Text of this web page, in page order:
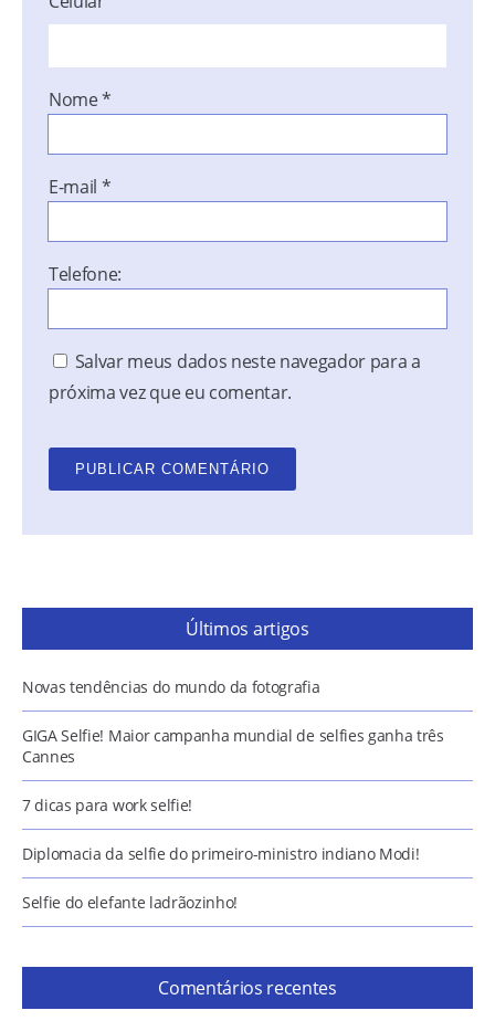
Nome*
E-mail *
Telefone:
Salvar meus dados neste navegador para a
próxima vez que eu comentar.
Últimos artigos
Novas tendências do mundo da fotografia
GIGA Selfie! Maior campanha mundial de selfies ganha três
Cannes
7 dicas para work selfie!
Diplomacia da selfie do primeiro-ministro indiano Modi!
Selfie do elefante ladrãozinho!
Comentários recentes